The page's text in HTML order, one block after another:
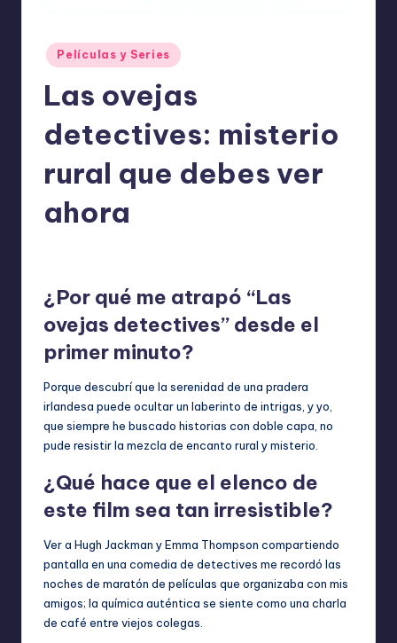
Publicado
en
Películas y Series
Las ovejas
detectives: misterio
rural que debes ver
ahora
¿Por qué me atrapó “Las
ovejas detectives” desde el
primer minuto?
Porque descubrí que la serenidad de una pradera
irlandesa puede ocultar un laberinto de intrigas, y yo,
que siempre he buscado historias con doble capa, no
pude resistir la mezcla de encanto rural y misterio.
¿Qué hace que el elenco de
este film sea tan irresistible?
Ver a Hugh Jackman y Emma Thompson compartiendo
pantalla en una comedia de detectives me recordó las
noches de maratón de películas que organizaba con mis
amigos; la química auténtica se siente como una charla
de café entre viejos colegas.